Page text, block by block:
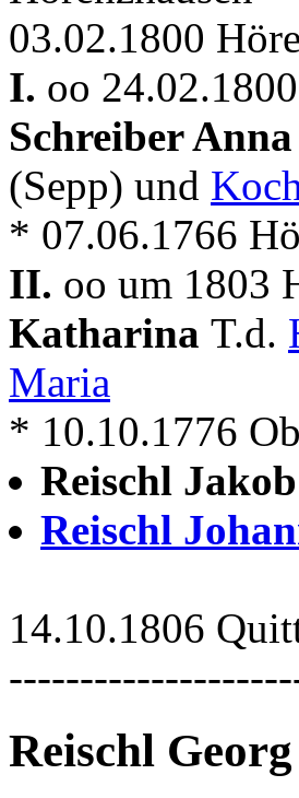
03.02.1800
I. oo
Schreiber Anna
(Sepp) und
* 07.06.1766
II. oo um 1803
Katharina T.d.
Maria
* 10.10.1776
Reischl Jakob
Reischl
14.10.1806
Reischl Georg